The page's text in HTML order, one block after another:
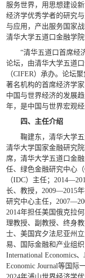
服务世界，用思想建设
经济学优秀学者的研究
与应用，产出服务国家
清华大学五道口金融学
“清华五道口首席经
论坛，由清华大学五道
（CIFER）承办。论坛
著名机构的首席经济学
中国与世界经济的发展
年，是中国与世界宏观
四、主任介绍
鞠建东，清华大学
清华大学国家金融研究
席，清华大学五道口金
任、绿色金融研究中心（
（IDC）主任； 2014—
长、教授， 2009—2015
研究中心主任， 2007—
2014年担任美国俄克拉
理教授、副教授、终身
士、美国宾夕法尼亚州
易、国际金融和产业组
International Economics、
Economic Journal等国际